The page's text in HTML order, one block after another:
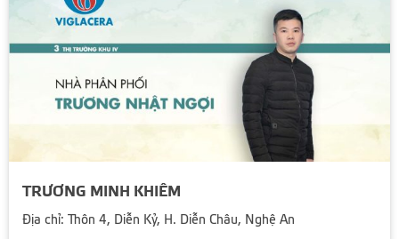
TRƯƠNG MINH KHIÊM
Địa chỉ: Thôn 4, Diễn Kỷ, H. Diễn Châu, Nghệ An